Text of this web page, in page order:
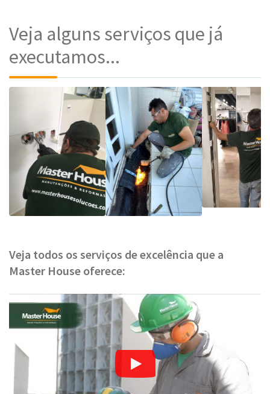
Veja alguns serviços que já
executamos...
Veja todos os serviços de excelência que a
Master House oferece: